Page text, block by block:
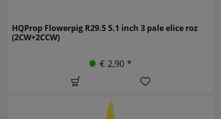
HQProp Flowerpig R29.5 5.1 inch 3 pale elice roz
(2CW+2CCW)
€ 2,90 *